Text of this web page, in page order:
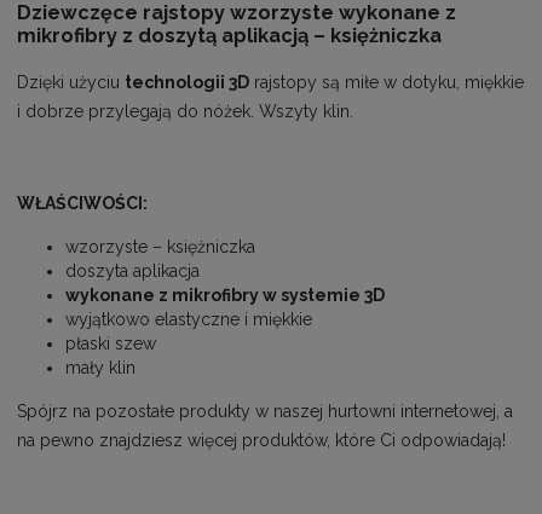
Dziewczęce rajstopy wzorzyste wykonane z
mikrofibry z doszytą aplikacją – księżniczka
Dzięki użyciu technologii 3D rajstopy są miłe w dotyku, miękkie
i dobrze przylegają do nóżek. Wszyty klin.
WŁAŚCIWOŚCI:
wzorzyste – księżniczka
doszyta aplikacja
wykonane z mikrofibry w systemie 3D
wyjątkowo elastyczne i miękkie
płaski szew
mały klin
Spójrz na pozostałe produkty w naszej hurtowni internetowej, a
na pewno znajdziesz więcej produktów, które Ci odpowiadają!